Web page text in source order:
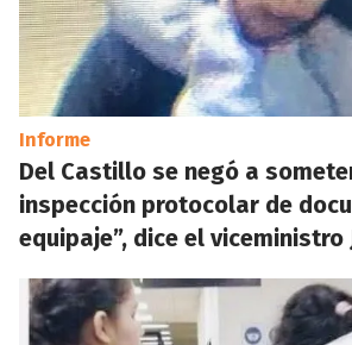
Informe
Del Castillo se negó a
inspección protocolar de
equipaje”, dice el viceministro